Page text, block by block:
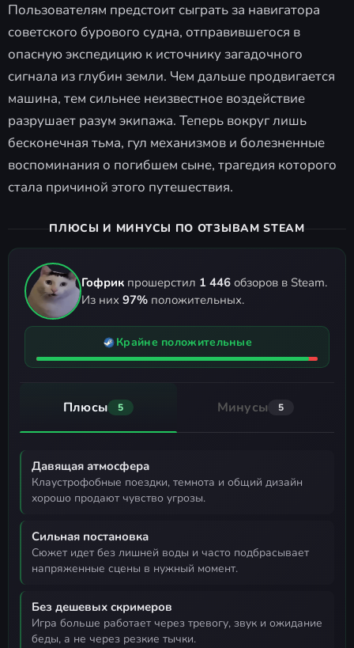
Пользователям предстоит сыграть за навигатора
советского бурового судна, отправившегося в
опасную экспедицию к источнику загадочного
сигнала из глубин земли. Чем дальше продвигается
машина, тем сильнее неизвестное воздействие
разрушает разум экипажа. Теперь вокруг лишь
бесконечная тьма, гул механизмов и болезненные
воспоминания о погибшем сыне, трагедия которого
стала причиной этого путешествия.
ПЛЮСЫ И МИНУСЫ ПО ОТЗЫВАМ STEAM
Гофрик прошерстил 1 446 обзоров в Steam.
Из них 97% положительных.
Крайне положительные
Плюсы 5 Минусы 5
Давящая атмосфера
клаустрофобные поездки, темнота и общий дизайн
хорошо продают чувство угрозы.
Сильная постановка
сюжет идет без лишней воды и часто подбрасывает
напряженные сцены в нужный момент.
Без дешевых скримеров
игра больше работает через тревогу, звук и ожидание
беды, а не через резкие тычки.